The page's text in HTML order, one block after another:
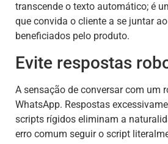
transcende o texto automático; é
que convida o cliente a se juntar
beneficiados pelo produto.
Evite respostas
A sensação de conversar com um
WhatsApp. Respostas
scripts rígidos eliminam a
erro comum seguir o script